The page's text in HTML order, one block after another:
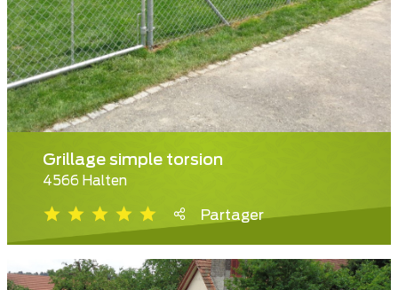
Grillage simple torsion
4566 Halten
Partager